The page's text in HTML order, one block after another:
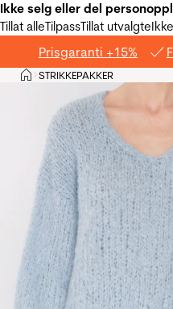
Ikke selg eller del
Tillat alleTilpassTillat utvalgte
Prisgaranti +15%
Hjem
>STRIKKEPAKKER